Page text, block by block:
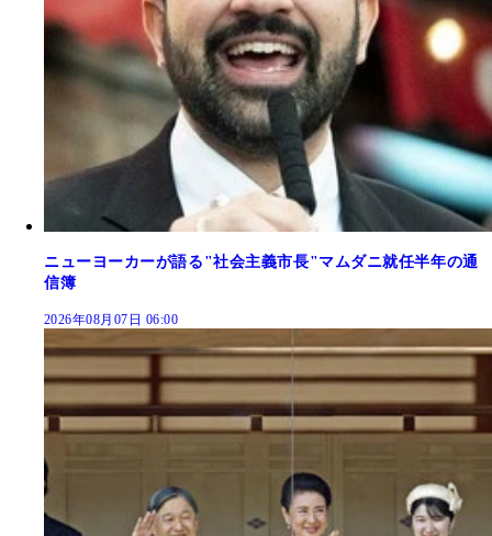
ニューヨーカーが語る"社会主義市長"マムダニ就任半年の通
信簿
2026年08月07日 06:00